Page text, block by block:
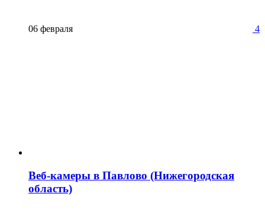
06 февраля 4
Веб-камеры в Павлово (Нижегородская
область)